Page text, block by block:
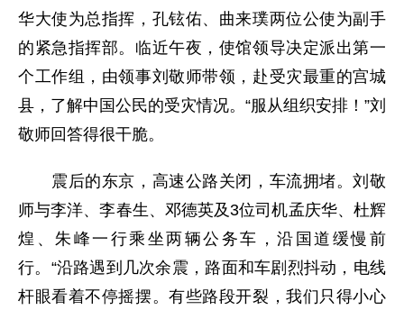
华大使为总指挥，孔铉佑、曲来璞两位公使为副手
的紧急指挥部。临近午夜，使馆领导决定派出第一
个工作组，由领事刘敬师带领，赴受灾最重的宫城
县，了解中国公民的受灾情况。“服从组织安排！”刘
敬师回答得很干脆。
震后的东京，高速公路关闭，车流拥堵。刘敬
师与李洋、李春生、邓德英及3位司机孟庆华、杜辉
煌、朱峰一行乘坐两辆公务车，沿国道缓慢前
行。“沿路遇到几次余震，路面和车剧烈抖动，电线
杆眼看着不停摇摆。有些路段开裂，我们只得小心